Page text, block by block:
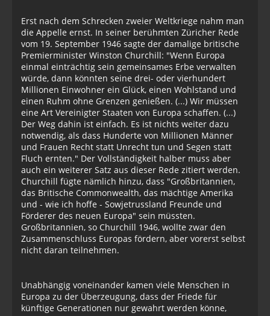
Erst nach dem Schrecken zweier Weltkriege nahm man
die Appelle ernst. In seiner berühmten Züricher Rede
vom 19. September 1946 sagte der damalige britische
Premierminister Winston Churchill: "Wenn Europa
einmal einträchtig sein gemeinsames Erbe verwalten
würde, dann könnten seine drei- oder vierhundert
Millionen Einwohner ein Glück, einen Wohlstand und
einen Ruhm ohne Grenzen genießen. (...) Wir müssen
eine Art Vereinigter Staaten von Europa schaffen. (...)
Der Weg dahin ist einfach. Es ist nichts weiter dazu
notwendig, als dass Hunderte von Millionen Männer
und Frauen Recht statt Unrecht tun und Segen statt
Fluch ernten." Der Vollständigkeit halber muss aber
auch ein weiterer Satz aus dieser Rede zitiert werden.
Churchill fügte nämlich hinzu, dass "Großbritannien,
das Britische Commonwealth, das mächtige Amerika
und - wie ich hoffe - Sowjetrussland Freunde und
Förderer des neuen Europa" sein müssten.
Großbritannien, so Churchill 1946, wollte zwar den
Zusammenschluss Europas fördern, aber vorerst selbst
nicht daran teilnehmen.
Unabhängig voneinander kamen viele Menschen in
Europa zu der Überzeugung, dass der Friede für
künftige Generationen nur gewahrt werden könne,